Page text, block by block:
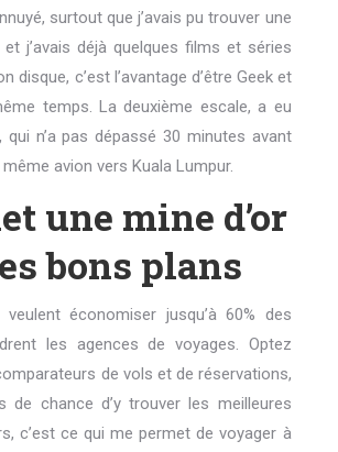
surtout que j’avais pu trouver une
j’avais déjà quelques films et séries
disque, c’est l’avantage d’être Geek et
temps. La deuxième escale, a eu
qui n’a pas dépassé 30 minutes avant
avion vers Kuala Lumpur.
une mine d’or
bons plans
économiser jusqu’à 60% des
les agences de voyages. Optez
de vols et de réservations,
de chance d’y trouver les meilleures
c’est ce qui me permet de voyager à